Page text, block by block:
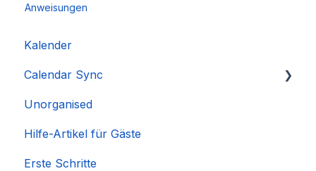
Anweisungen
Kalender
Calendar Sync
Importieren beliebter Kalender
Unorganised
Hilfe-Artikel für Gäste
Erste Schritte